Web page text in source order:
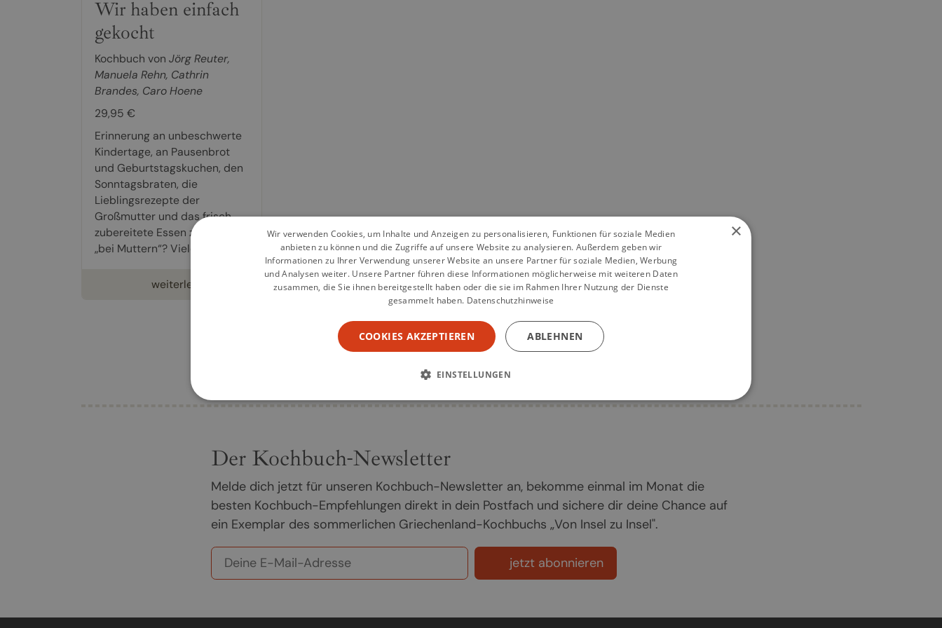
Wir haben einfach
gekocht
Kochbuch von Jörg Reuter,
Manuela Rehn, Cathrin
Brandes, Caro Hoene
29,95 €
Erinnerung an unbeschwerte
Kindertage, an Pausenbrot
und Geburtstagskuchen, den
Sonntagsbraten, die
Lieblingsrezepte der
Großmutter und das frisch
zubereitete Essen zu Hause
„bei Muttern“? Vieles...
weiterlesen
1
Der Kochbuch-Newsletter
Melde dich jetzt für unseren Kochbuch-Newsletter an, bekomme einmal im Monat die
besten Kochbuch-Empfehlungen direkt in dein Postfach und sichere dir deine Chance auf
ein Exemplar des sommerlichen Griechenland-Kochbuchs „Von Insel zu Insel".
jetzt abonnieren
×
Wir verwenden Cookies, um Inhalte und Anzeigen zu personalisieren, Funktionen für soziale Medien
anbieten zu können und die Zugriffe auf unsere Website zu analysieren. Außerdem geben wir
Informationen zu Ihrer Verwendung unserer Website an unsere Partner für soziale Medien, Werbung
und Analysen weiter. Unsere Partner führen diese Informationen möglicherweise mit weiteren Daten
zusammen, die Sie ihnen bereitgestellt haben oder die sie im Rahmen Ihrer Nutzung der Dienste
gesammelt haben. Datenschutzhinweise
COOKIES AKZEPTIEREN ABLEHNEN
EINSTELLUNGEN